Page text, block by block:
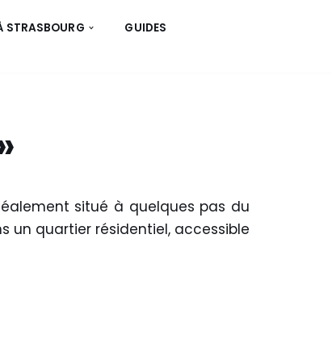
STRASBOURG
GUIDES
situé à quelques pas du
un quartier résidentiel, accessible